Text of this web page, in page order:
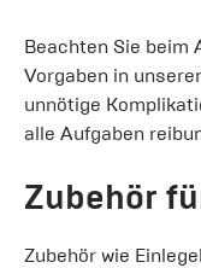
Beachten Sie beim
Vorgaben in
unnötige
alle Aufgaben
Zubehör
Zubehör wie